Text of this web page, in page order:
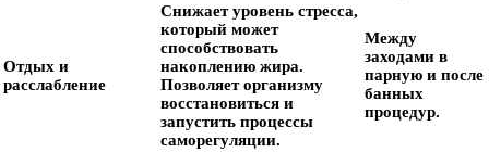
Отдых и
расслабление
Снижает уровень стресса,
который может
способствовать
накоплению жира.
Позволяет организму
восстановиться и
запустить процессы
саморегуляции.
Между
заходами в
парную и после
банных
процедур.